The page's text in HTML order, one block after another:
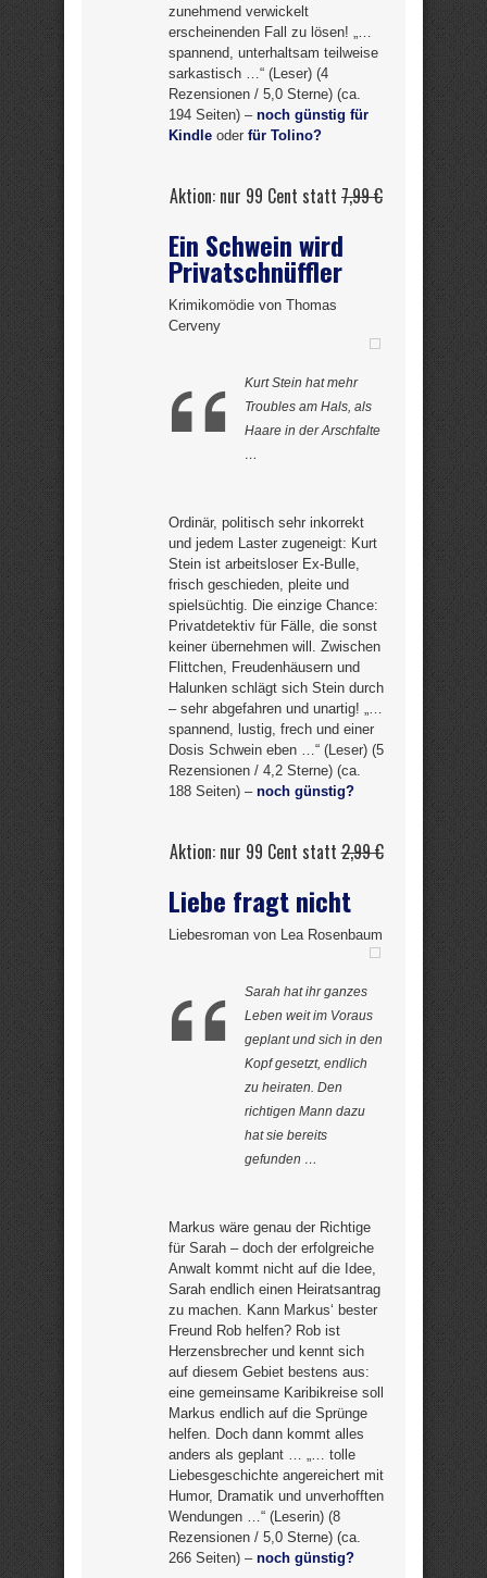
zunehmend verwickelt
erscheinenden Fall zu lösen! „…
spannend, unterhaltsam teilweise
sarkastisch …“ (Leser) (4
Rezensionen / 5,0 Sterne) (ca.
194 Seiten) – noch günstig für
Kindle oder für Tolino?
Aktion: nur 99 Cent statt 7,99 €
Ein Schwein wird
Privatschnüffler
Krimikomödie von Thomas
Cerveny
Kurt Stein hat mehr
Troubles am Hals, als
Haare in der Arschfalte
…
Ordinär, politisch sehr inkorrekt
und jedem Laster zugeneigt: Kurt
Stein ist arbeitsloser Ex-Bulle,
frisch geschieden, pleite und
spielsüchtig. Die einzige Chance:
Privatdetektiv für Fälle, die sonst
keiner übernehmen will. Zwischen
Flittchen, Freudenhäusern und
Halunken schlägt sich Stein durch
– sehr abgefahren und unartig! „…
spannend, lustig, frech und einer
Dosis Schwein eben …“ (Leser) (5
Rezensionen / 4,2 Sterne) (ca.
188 Seiten) – noch günstig?
Aktion: nur 99 Cent statt2,99 €
Liebe fragt nicht
Liebesroman von Lea Rosenbaum
Sarah hat ihr ganzes
Leben weit im Voraus
geplant und sich in den
Kopf gesetzt, endlich
zu heiraten. Den
richtigen Mann dazu
hat sie bereits
gefunden …
Markus wäre genau der Richtige
für Sarah – doch der erfolgreiche
Anwalt kommt nicht auf die Idee,
Sarah endlich einen Heiratsantrag
zu machen. Kann Markus‘ bester
Freund Rob helfen? Rob ist
Herzensbrecher und kennt sich
auf diesem Gebiet bestens aus:
eine gemeinsame Karibikreise soll
Markus endlich auf die Sprünge
helfen. Doch dann kommt alles
anders als geplant … „… tolle
Liebesgeschichte angereichert mit
Humor, Dramatik und unverhofften
Wendungen …“ (Leserin) (8
Rezensionen / 5,0 Sterne) (ca.
266 Seiten) – noch günstig?